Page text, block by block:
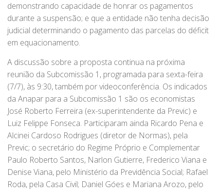
demonstrando capacidade de honrar os pagamentos
durante a suspensão; e que a entidade não tenha decisão
judicial determinando o pagamento das parcelas do déficit
em equacionamento.
A discussão sobre a proposta continua na próxima
reunião da Subcomissão 1, programada para sexta-feira
(7/7), às 9:30, também por videoconferência. Os indicados
da Anapar para a Subcomissão 1 são os economistas
José Roberto Ferreira (ex-superintendente da Previc) e
Luiz Felippe Fonseca. Participaram ainda Ricardo Pena e
Alcinei Cardoso Rodrigues (diretor de Normas), pela
Previc; o secretário do Regime Próprio e Complementar
Paulo Roberto Santos, Narlon Gutierre, Frederico Viana e
Denise Viana, pelo Ministério da Previdência Social; Rafael
Roda, pela Casa Civil; Daniel Góes e Mariana Arozo, pelo